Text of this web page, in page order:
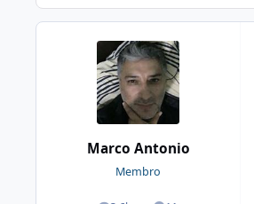
Marco Antonio
Membro